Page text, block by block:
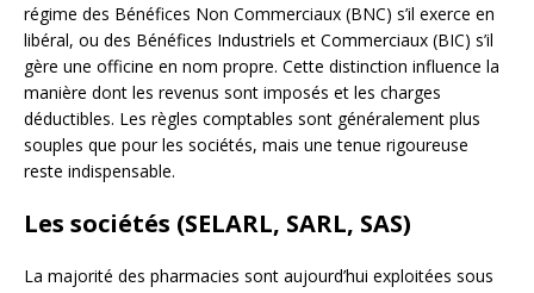
régime des Bénéfices Non Commerciaux (BNC) s’il exerce en
libéral, ou des Bénéfices Industriels et Commerciaux (BIC) s’il
gère une officine en nom propre. Cette distinction influence la
manière dont les revenus sont imposés et les charges
déductibles. Les règles comptables sont généralement plus
souples que pour les sociétés, mais une tenue rigoureuse
reste indispensable.
Les sociétés (SELARL, SARL, SAS)
La majorité des pharmacies sont aujourd’hui exploitées sous